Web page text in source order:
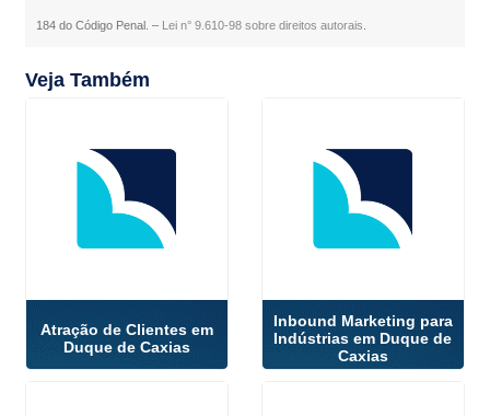
184 do Código Penal. – Lei n° 9.610-98 sobre direitos autorais
Veja Também
Atração de Clientes em
Duque de Caxias
Inbound Marketing para
Indústrias em Duque de
Caxias